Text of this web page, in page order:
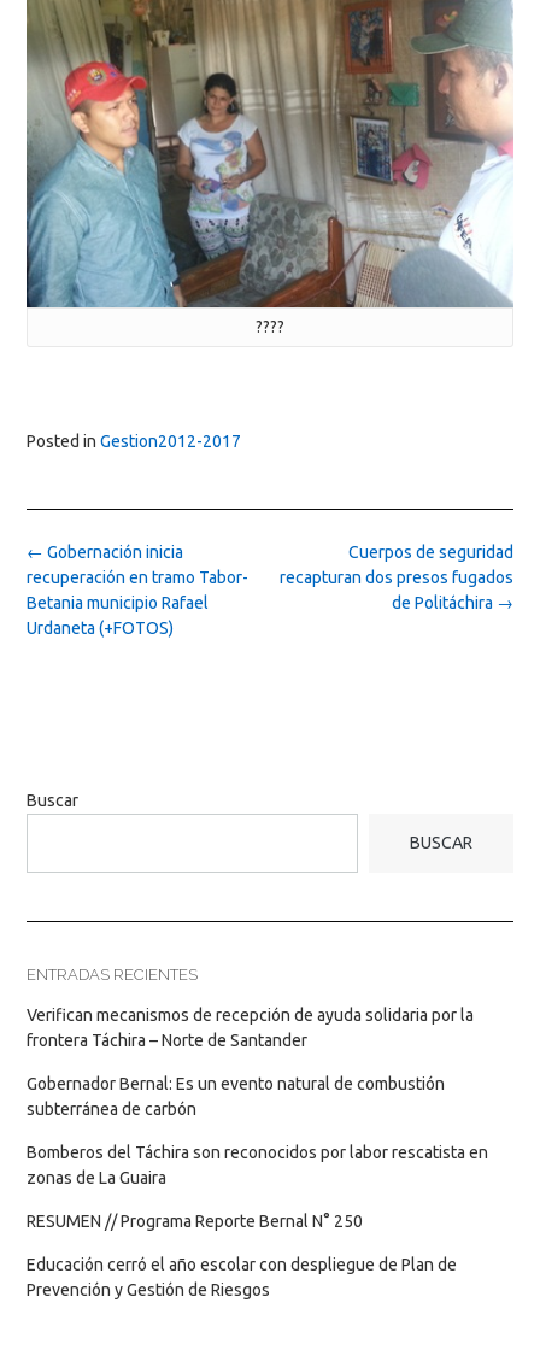
????
Posted in Gestion2012-2017
Post
navigation
Cuerpos de seguridad
recapturan dos presos fugados
de Politáchira →
← Gobernación inicia
recuperación en tramo Tabor-
Betania municipio Rafael
Urdaneta (+FOTOS)
Buscar
BUSCAR
ENTRADAS RECIENTES
Verifican mecanismos de recepción de ayuda solidaria por la
frontera Táchira – Norte de Santander
Gobernador Bernal: Es un evento natural de combustión
subterránea de carbón
Bomberos del Táchira son reconocidos por labor rescatista en
zonas de La Guaira
RESUMEN // Programa Reporte Bernal N° 250
Educación cerró el año escolar con despliegue de Plan de
Prevención y Gestión de Riesgos